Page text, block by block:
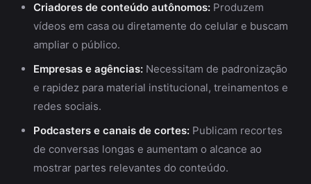
Criadores de conteúdo autônomos: Produzem
vídeos em casa ou diretamente do celular e buscam
ampliar o público.
Empresas e agências: Necessitam de padronização
e rapidez para material institucional, treinamentos e
redes sociais.
Podcasters e canais de cortes: Publicam recortes
de conversas longas e aumentam o alcance ao
mostrar partes relevantes do conteúdo.